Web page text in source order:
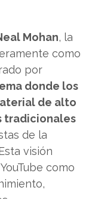
Mohan, la
como
por
donde los
de alto
tradicionales
de la
visión
como